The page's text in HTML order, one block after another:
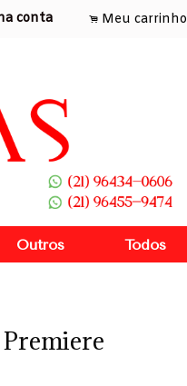
conta . Meu carrinho
Outros Todos